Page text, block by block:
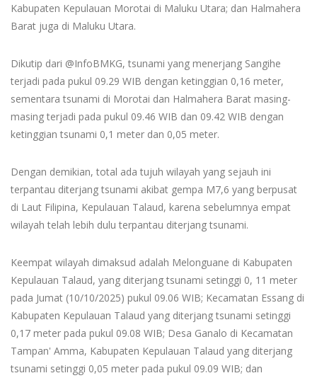
Kabupaten Kepulauan Morotai di Maluku Utara; dan Halmahera
Barat juga di Maluku Utara.
Dikutip dari @InfoBMKG, tsunami yang menerjang Sangihe
terjadi pada pukul 09.29 WIB dengan ketinggian 0,16 meter,
sementara tsunami di Morotai dan Halmahera Barat masing-
masing terjadi pada pukul 09.46 WIB dan 09.42 WIB dengan
ketinggian tsunami 0,1 meter dan 0,05 meter.
Dengan demikian, total ada tujuh wilayah yang sejauh ini
terpantau diterjang tsunami akibat gempa M7,6 yang berpusat
di Laut Filipina, Kepulauan Talaud, karena sebelumnya empat
wilayah telah lebih dulu terpantau diterjang tsunami.
Keempat wilayah dimaksud adalah Melonguane di Kabupaten
Kepulauan Talaud, yang diterjang tsunami setinggi 0, 11 meter
pada Jumat (10/10/2025) pukul 09.06 WIB; Kecamatan Essang di
Kabupaten Kepulauan Talaud yang diterjang tsunami setinggi
0,17 meter pada pukul 09.08 WIB; Desa Ganalo di Kecamatan
Tampan' Amma, Kabupaten Kepulauan Talaud yang diterjang
tsunami setinggi 0,05 meter pada pukul 09.09 WIB; dan